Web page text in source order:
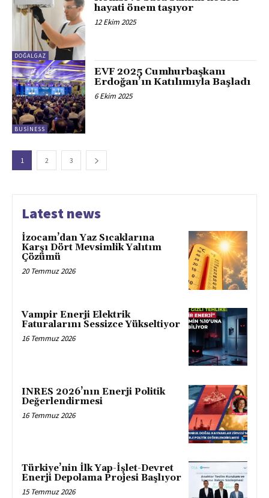
DOĞALGAZ
hayati önem taşıyor
12 Ekim 2025
BUSINESS
EVF 2025 Cumhurbaşkanı
Erdoğan’ın Katılımıyla Başladı
6 Ekim 2025
1 2 3
Latest news
İzocam’dan Yaz Sıcaklarına
Karşı Dört Mevsimlik Yalıtım
Çözümü
20 Temmuz 2026
Vampir Enerji Elektrik
Faturalarını Sessizce Yükseltiyor
16 Temmuz 2026
INRES 2026’nın Enerji Politik
Değerlendirmesi
16 Temmuz 2026
Türkiye’nin İlk Yap-İşlet-Devret
Enerji Depolama Projesi Başlıyor
15 Temmuz 2026